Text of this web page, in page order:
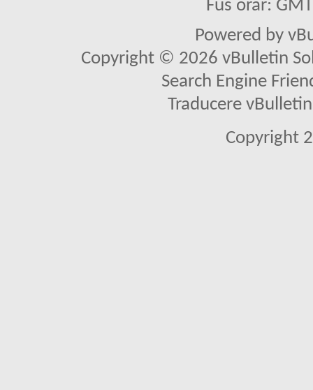
Fus orar:
Powered by
Copyright © 2026 vBulletin
Search Engine
Traducere
Copyright